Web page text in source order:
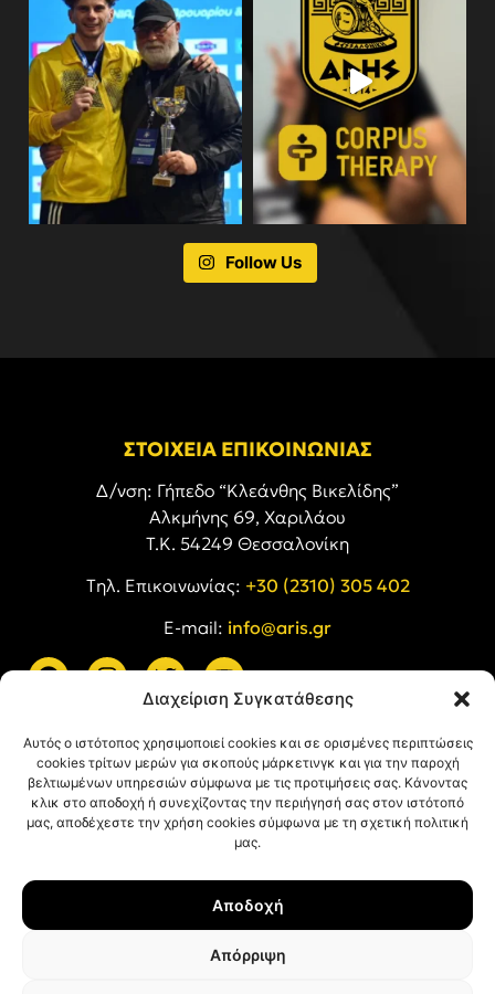
Διαχείριση Συγκατάθεσης
Αυτός ο ιστότοπος χρησιμοποιεί cookies και σε ορισμένες περιπτώσεις
cookies τρίτων μερών για σκοπούς μάρκετινγκ και για την παροχή
βελτιωμένων υπηρεσιών σύμφωνα με τις προτιμήσεις σας. Κάνοντας
κλικ στο αποδοχή ή συνεχίζοντας την περιήγησή σας στον ιστότοπό
μας, αποδέχεστε την χρήση cookies σύμφωνα με τη σχετική πολιτική
μας.
Αποδοχή
Απόρριψη
Follow Us
ΣΤΟΙΧΕΙΑ ΕΠΙΚΟΙΝΩΝΙΑΣ
Δ/νση: Γήπεδο “Κλεάνθης Βικελίδης”
Αλκμήνης 69, Χαριλάου
Τ.Κ. 54249 Θεσσαλονίκη
Tηλ. Επικοινωνίας: +30 (2310) 305 402
E-mail: info@aris.gr
Όροι Χρήσης
Πολιτική Cookies